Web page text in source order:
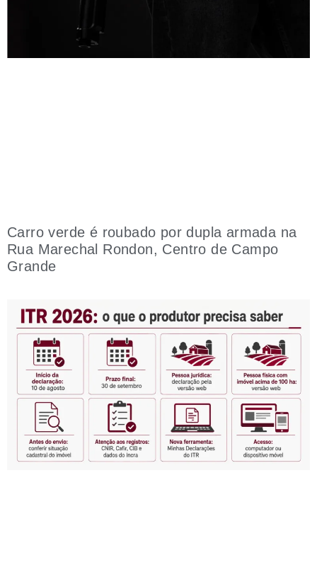
Carro verde é roubado por dupla armada na
Rua Marechal Rondon, Centro de Campo
Grande